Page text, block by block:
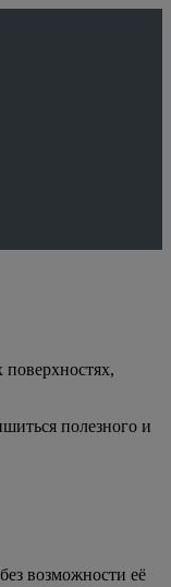
полезного и
возможности её